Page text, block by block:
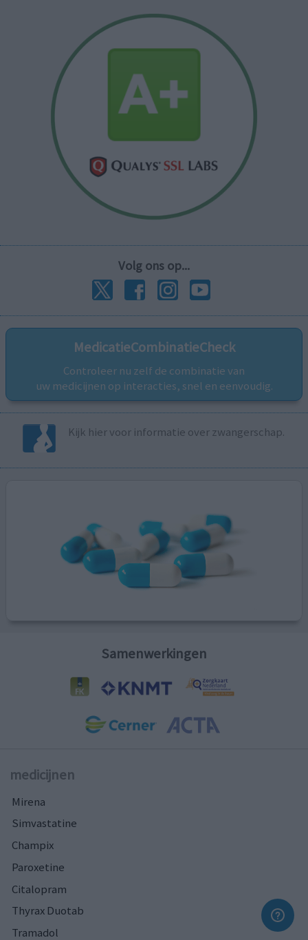
Volg ons op...
MedicatieCombinatieCheck
Controleer nu zelf de combinatie van
uw medicijnen op interacties, snel en eenvoudig.
Kijk hier voor informatie over zwangerschap.
Samenwerkingen
medicijnen
Mirena
Simvastatine
Champix
Paroxetine
Citalopram
Thyrax Duotab
Tramadol